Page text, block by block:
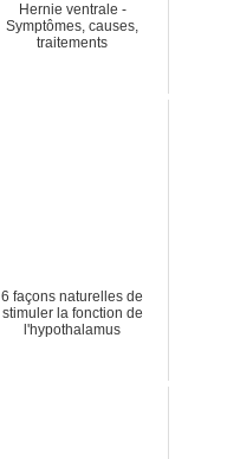
Hernie ventrale -
Symptômes, causes,
traitements
6 façons naturelles de
stimuler la fonction de
l'hypothalamus